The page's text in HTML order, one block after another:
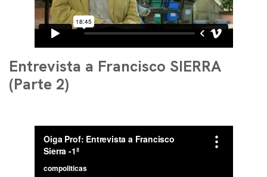
Entrevista a Francisco SIERRA
(Parte 2)